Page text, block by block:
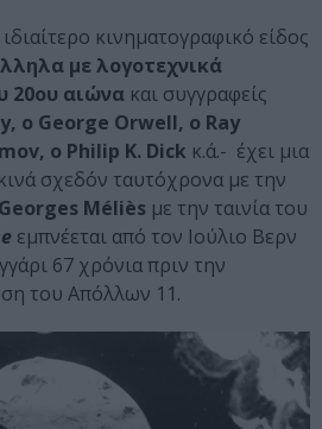
κινηματογραφικό είδος
με λογοτεχνικά
20ου αιώνα και συγγραφείς
ο George Orwell, ο Ray
ο Philip K. Dick κ.ά.- έχει μια
σχεδόν ταυτόχρονα με την
Georges Méliès με την ταινία του
εμπνέεται από τον Ιούλιο Βερν
67 χρόνια πριν την
του Απόλλων 11.